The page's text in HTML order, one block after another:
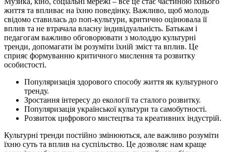
життя та впливає на їхню поведінку. Важливо, щоб молодь
свідомо ставилась до поп-культури, критично оцінювала її
вплив та не втрачала власну індивідуальність. Батькам і
педагогам важливо обговорювати з молоддю культурні
тренди, допомагати їм розуміти їхній зміст та вплив. Це
сприяє формуванню критичного мислення та розвитку
особистості.
Популяризація здорового способу життя як культурного
тренду.
Зростання інтересу до екології та сталого розвитку.
Популяризація української культури та самобутності.
Розвиток цифрового мистецтва та креативних індустрій.
Культурні тренди постійно змінюються, але важливо розуміти
їхню суть та вплив на суспільство. Це дозволяє нам краще